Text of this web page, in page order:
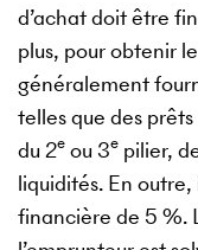
d’achat doit être
plus, pour obtenir
généralement
telles que des
du 2e ou 3e pilier,
liquidités. En
financière de 5 %.